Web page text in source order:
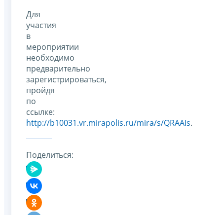
Для
участия
в
мероприятии
необходимо
предварительно
зарегистрироваться,
пройдя
по
ссылке:
http://b10031.vr.mirapolis.ru/mira/s/QRAAIs.
Поделиться: